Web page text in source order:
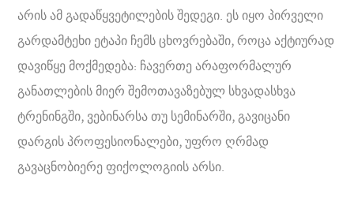
არის ამ გადაწყვეტილების შედეგი. ეს იყო პირველი
გარდამტეხი ეტაპი ჩემს ცხოვრებაში, როცა აქტიურად
დავიწყე მოქმედება: ჩავერთე არაფორმალურ
განათლების მიერ შემოთავაზებულ სხვადასხვა
ტრენინგში, ვებინარსა თუ სემინარში, გავიცანი
დარგის პროფესიონალები, უფრო ღრმად
გავაცნობიერე ფიქოლოგიის არსი.